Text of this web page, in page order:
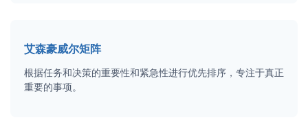
艾森豪威尔矩阵
根据任务和决策的重要性和紧急性进行优先排序，专注于真正
重要的事项。